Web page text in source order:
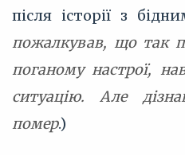
після історії з
пожалкував, що так
поганому настрої,
ситуацію. Але
помер.)